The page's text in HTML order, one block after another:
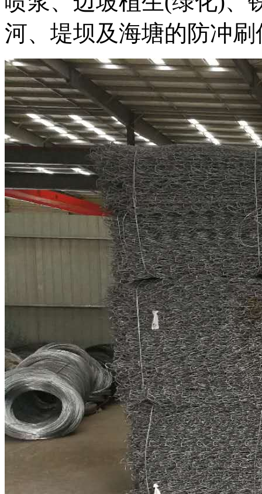
河、堤坝及海塘的防冲刷